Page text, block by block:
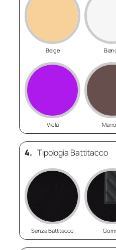
Beige
Viola
4. Tipologia Battitacco
Senza Battitacco